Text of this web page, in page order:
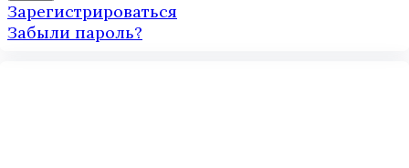
Зарегистрироваться
Забыли пароль?